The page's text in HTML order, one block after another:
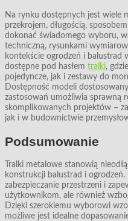
Na rynku dostępnych jest wiele
przekrojem, długością,
dokonać świadomego wyboru,
techniczną, rysunkami
kontekście ogrodzeń i
dostępne pod hasłem tralki,
pojedyncze, jak i zestawy do
Dostępność modeli
zastosowań umożliwia sprawną
skomplikowanych projektów –
jak i w budownictwie
Podsumowanie
Tralki metalowe stanowią
konstrukcji balustrad i
zabezpieczanie przestrzeni i
użytkownikom, ale również
Dzięki szerokiemu wyborowi
możliwe jest idealne